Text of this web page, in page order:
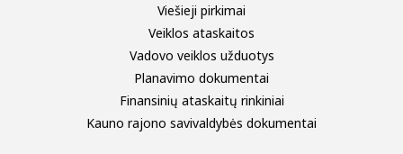
Viešieji pirkimai
Veiklos ataskaitos
Vadovo veiklos užduotys
Planavimo dokumentai
Finansinių ataskaitų rinkiniai
Kauno rajono savivaldybės dokumentai